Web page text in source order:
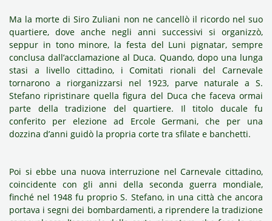
Ma la morte di Siro Zuliani non ne cancellò il ricordo nel suo
quartiere, dove anche negli anni successivi si organizzò,
seppur in tono minore, la festa del Luni pignatar, sempre
conclusa dall’acclamazione al Duca. Quando, dopo una lunga
stasi a livello cittadino, i Comitati rionali del Carnevale
tornarono a riorganizzarsi nel 1923, parve naturale a S.
Stefano ripristinare quella figura del Duca che faceva ormai
parte della tradizione del quartiere. Il titolo ducale fu
conferito per elezione ad Ercole Germani, che per una
dozzina d’anni guidò la propria corte tra sfilate e banchetti.
Poi si ebbe una nuova interruzione nel Carnevale cittadino,
coincidente con gli anni della seconda guerra mondiale,
finché nel 1948 fu proprio S. Stefano, in una città che ancora
portava i segni dei bombardamenti, a riprendere la tradizione